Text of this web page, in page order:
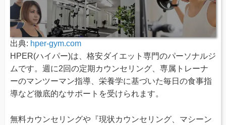
出典: hper-gym.com
HPER(ハイパー)は、格安ダイエット専門のパーソナルジ
ムです。週に2回の定期カウンセリング、専属トレーナ
ーのマンツーマン指導、栄養学に基づいた毎日の食事指
導など徹底的なサポートを受けられます。
無料カウンセリングや『現状カウンセリング、マシーン